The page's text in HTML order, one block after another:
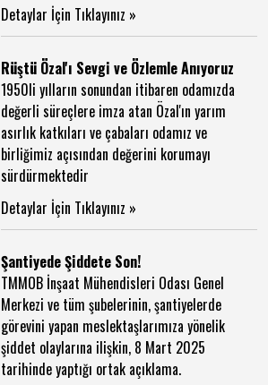
Detaylar İçin Tıklayınız »
Rüştü Özal'ı Sevgi ve Özlemle Anıyoruz
1950li yılların sonundan itibaren odamızda
değerli süreçlere imza atan Özal'ın yarım
asırlık katkıları ve çabaları odamız ve
birliğimiz açısından değerini korumayı
sürdürmektedir
Detaylar İçin Tıklayınız »
Şantiyede Şiddete Son!
TMMOB İnşaat Mühendisleri Odası Genel
Merkezi ve tüm şubelerinin, şantiyelerde
görevini yapan meslektaşlarımıza yönelik
şiddet olaylarına ilişkin, 8 Mart 2025
tarihinde yaptığı ortak açıklama.